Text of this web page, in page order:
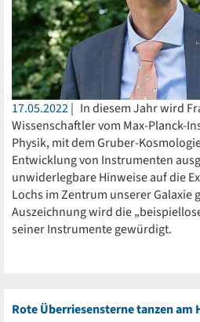
17.05.2022
In diesem Jahr wird
Wissenschaftler vom Max-Planck-
Physik, mit dem Gruber-
Entwicklung von Instrumenten
unwiderlegbare Hinweise auf die
Lochs im Zentrum unserer Galaxie
Auszeichnung wird die
seiner Instrumente gewürdigt.
Rote Überriesensterne tanzen am